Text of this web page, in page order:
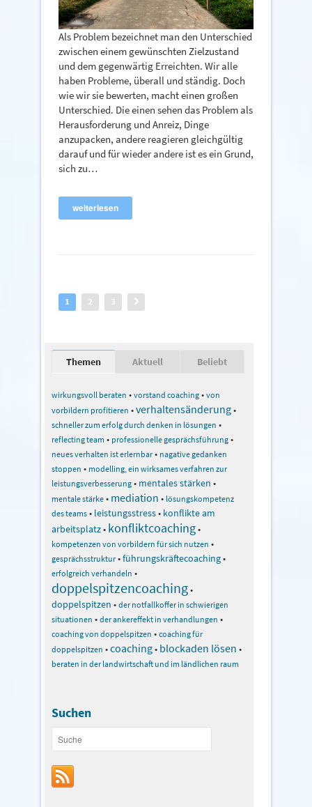
Als Problem bezeichnet man den Unterschied
zwischen einem gewünschten Zielzustand
und dem gegenwärtig Erreichten. Wir alle
haben Probleme, überall und ständig. Doch
wie wir sie bewerten, macht einen großen
Unterschied. Die einen sehen das Problem als
Herausforderung und Anreiz, Dinge
anzupacken, andere reagieren gleichgültig
darauf und für wieder andere ist es ein Grund,
sich zu…
weiterlesen
1 2 3
Themen Aktuell Beliebt
wirkungsvoll beraten • vorstand coaching • von
vorbildern profitieren •verhaltensänderung•
schneller zum erfolg durch denken in lösungen •
reflecting team • professionelle gesprächsführung •
neues verhalten ist erlernbar• nagative gedanken
stoppen • modelling, ein wirksames verfahren zur
leistungsverbesserung • mentales stärken •
mentale stärke • mediation • lösungskompetenz
des teams • leistungsstress• konflikte am
arbeitsplatz• konfliktcoaching•
kompetenzen von vorbildern für sich nutzen •
gesprächsstruktur•führungskräftecoaching•
erfolgreich verhandeln •
doppelspitzencoaching•
doppelspitzen • der notfallkoffer in schwierigen
situationen • der ankereffekt in verhandlungen •
coaching von doppelspitzen • coaching für
doppelspitzen •coaching• blockaden lösen •
beraten in der landwirtschaft und im ländlichen raum
Suchen